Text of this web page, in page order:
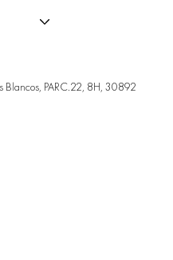
Blancos, PARC.22, 8H, 30892